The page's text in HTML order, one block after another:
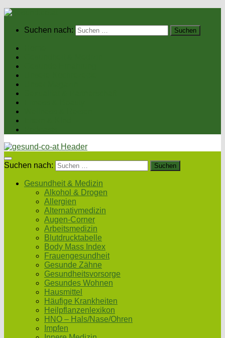
Suchen nach:
Suchen nach:
Gesundheit & Medizin
Alkohol & Drogen
Allergien
Alternativmedizin
Augen-Corner
Arbeitsmedizin
Blutdrucktabelle
Body Mass Index
Frauengesundheit
Gesunde Zähne
Gesundheitsvorsorge
Gesundes Wohnen
Hausmittel
Häufige Krankheiten
Heilpflanzenlexikon
HNO – Hals/Nase/Ohren
Impfen